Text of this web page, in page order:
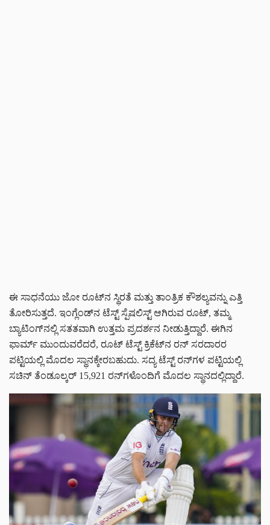
ಈ ಸಾಧನೆಯು ಜೋ ರೂಟ್‌ನ ಸ್ಥಿರತೆ ಮತ್ತು ತಾಂತ್ರಿಕ ಕೌಶಲ್ಯವನ್ನು ಎತ್ತಿ
ತೋರಿಸುತ್ತದೆ. ಇಂಗ್ಲೆಂಡ್‌ನ ಟೆಸ್ಟ್ ಸ್ಪೆಷಲಿಸ್ಟ್ ಆಗಿರುವ ರೂಟ್, ತಮ್ಮ
ಬ್ಯಾಟಿಂಗ್‌ನಲ್ಲಿ ಸತತವಾಗಿ ಉತ್ತಮ ಪ್ರದರ್ಶನ ನೀಡುತ್ತಿದ್ದಾರೆ. ಈಗಿನ
ಫಾರ್ಮ್ ಮುಂದುವರೆದರೆ, ರೂಟ್ ಟೆಸ್ಟ್ ಕ್ರಿಕೆಟ್‌ನ ರನ್ ಸರದಾರರ
ಪಟ್ಟಿಯಲ್ಲಿ ಮೊದಲ ಸ್ಥಾನಕ್ಕೇರಬಹುದು. ಸದ್ಯ ಟೆಸ್ಟ್ ರನ್‌ಗಳ ಪಟ್ಟಿಯಲ್ಲಿ
ಸಚಿನ್ ತೆಂಡೂಲ್ಕರ್ 15,921 ರನ್‌ಗಳೊಂದಿಗೆ ಮೊದಲ ಸ್ಥಾನದಲ್ಲಿದ್ದಾರೆ.